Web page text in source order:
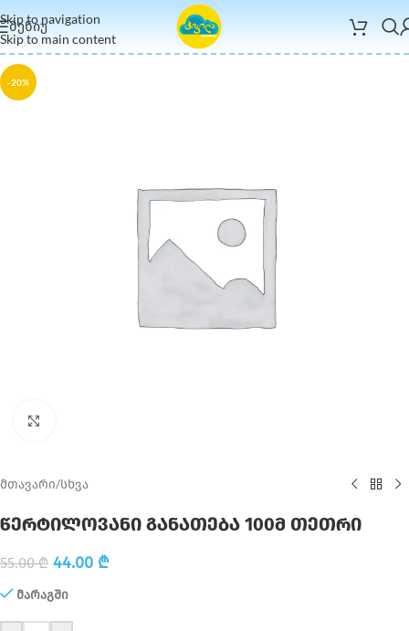
Skip to navigation
Skip to main content
ᲛᲔᲜᲘᲣ
-20%
მთავარი/სხვა
წერტილოვანი განათება 100მ თეთრი
55.00₾ 44.00 ₾
მარაგში